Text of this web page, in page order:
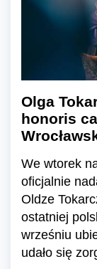
Olga
honoris
We wtorek
oficjalnie
Oldze
ostatniej
wrześniu
udało się